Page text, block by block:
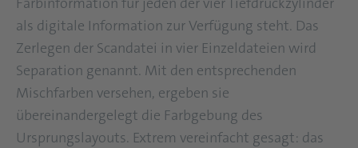
als digitale Information zur Verfügung steht. Das
Zerlegen der Scandatei in vier Einzeldateien wird
Separation genannt. Mit den entsprechenden
Mischfarben versehen, ergeben sie
übereinandergelegt die Farbgebung des
Ursprungslayouts. Extrem vereinfacht gesagt: das